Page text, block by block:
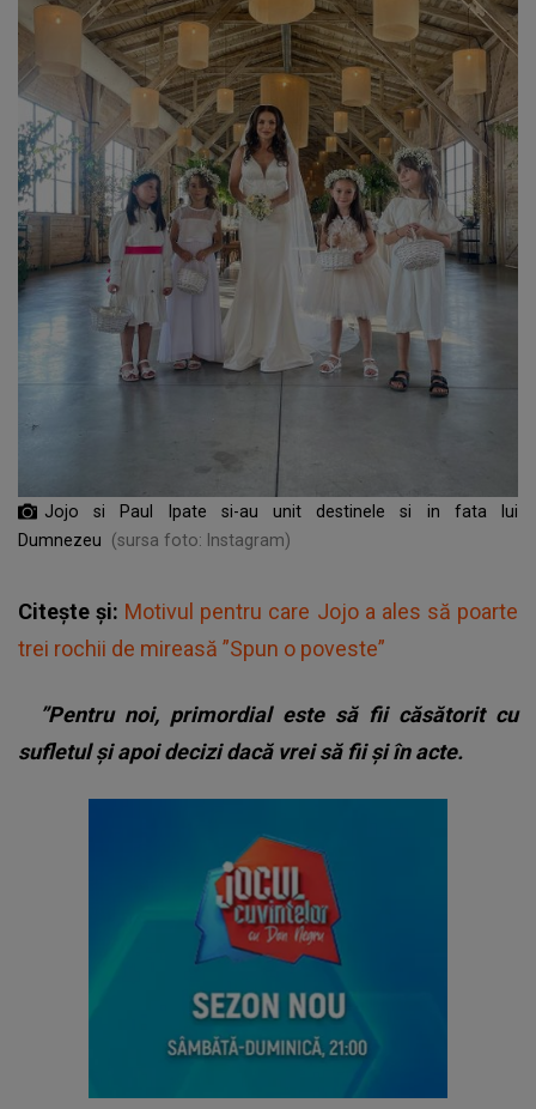
Jojo si Paul Ipate si-au unit destinele si in fata lui
Dumnezeu
(sursa foto: Instagram)
Citește și: Motivul pentru care Jojo a ales să poarte
trei rochii de mireasă ”Spun o poveste”
”Pentru noi, primordial este să fii căsătorit cu
sufletul și apoi decizi dacă vrei să fii și în acte.